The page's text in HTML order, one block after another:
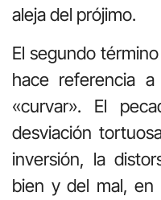
aleja del prójimo.
El segundo
hace referencia
«curvar». El
desviación
inversión, la
bien y del mal, en